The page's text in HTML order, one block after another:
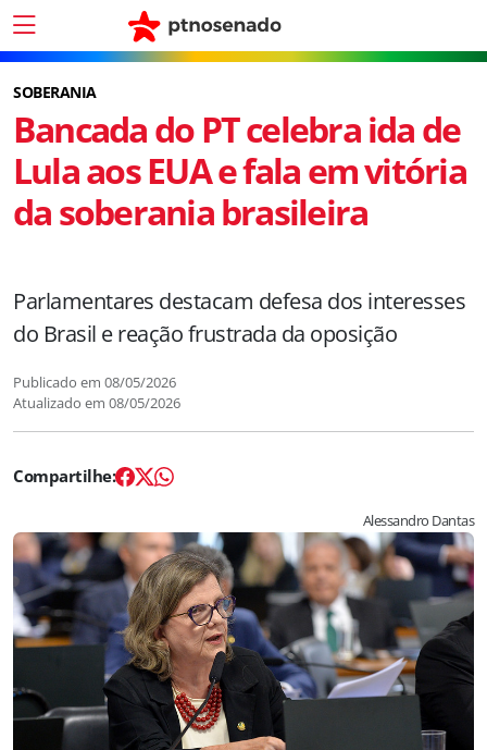
SOBERANIA
Bancada do PT celebra ida de
Lula aos EUA e fala em vitória
da soberania brasileira
Parlamentares destacam defesa dos interesses
do Brasil e reação frustrada da oposição
Publicado em 08/05/2026
Atualizado em 08/05/2026
Alessandro Dantas